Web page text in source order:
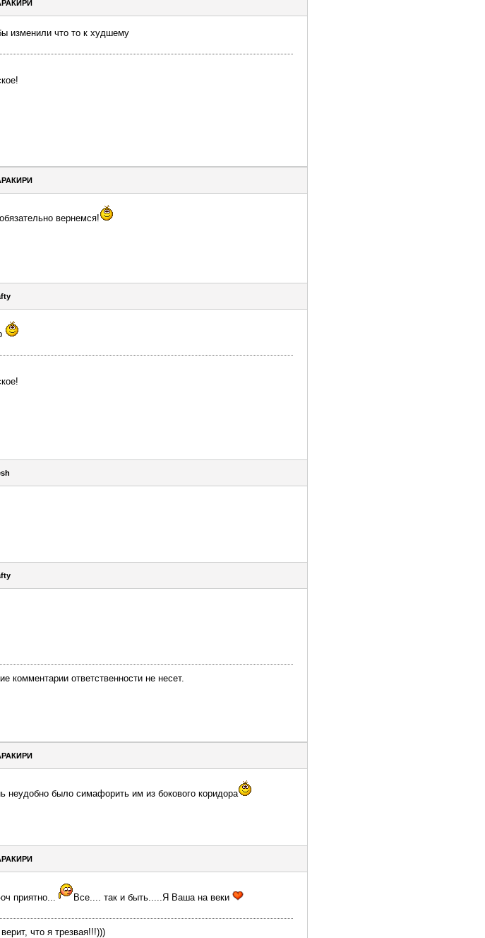
изменили что то к худшему
вернемся!
комментарии ответственности не несет.
неудобно было симафорить им из бокового коридора
приятно... Все.... так и быть.....Я Ваша на веки
что я трезвая!!!)))